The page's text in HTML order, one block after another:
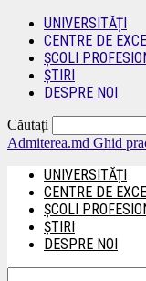
UNIVERSITĂȚI
CENTRE DE
ȘCOLI
ȘTIRI
DESPRE NOI
Căutați
Admiterea.md Ghid
UNIVERSITĂȚI
CENTRE DE
ȘCOLI
ȘTIRI
DESPRE NOI